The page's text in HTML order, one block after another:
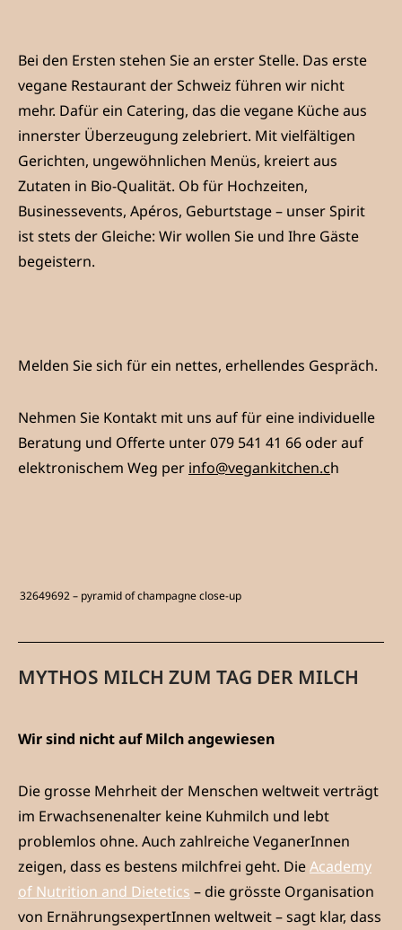
Bei den Ersten stehen Sie an erster Stelle. Das erste
vegane Restaurant der Schweiz führen wir nicht
mehr. Dafür ein Catering, das die vegane Küche aus
innerster Überzeugung zelebriert. Mit vielfältigen
Gerichten, ungewöhnlichen Menüs, kreiert aus
Zutaten in Bio-Qualität. Ob für Hochzeiten,
Businessevents, Apéros, Geburtstage – unser Spirit
ist stets der Gleiche: Wir wollen Sie und Ihre Gäste
begeistern.
Melden Sie sich für ein nettes, erhellendes Gespräch.
Nehmen Sie Kontakt mit uns auf für eine individuelle
Beratung und Offerte unter 079 541 41 66 oder auf
elektronischem Weg per info@vegankitchen.ch
32649692 – pyramid of champagne close-up
MYTHOS MILCH ZUM TAG DER MILCH
Wir sind nicht auf Milch angewiesen
Die grosse Mehrheit der Menschen weltweit verträgt
im Erwachsenenalter keine Kuhmilch und lebt
problemlos ohne. Auch zahlreiche VeganerInnen
zeigen, dass es bestens milchfrei geht. DieAcademy
of Nutrition and Dietetics – die grösste Organisation
von ErnährungsexpertInnen weltweit – sagt klar, dass